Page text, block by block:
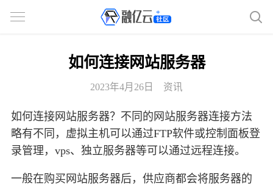
如何连接网站服务器
2023年4月26日 资讯
如何连接网站服务器？不同的网站服务器连接方法
略有不同，虚拟主机可以通过FTP软件或控制面板登
录管理，vps、独立服务器等可以通过远程连接。
一般在购买网站服务器后，供应商都会将服务器的